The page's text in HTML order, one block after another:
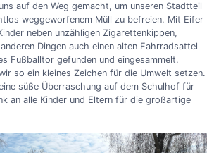
auf den Weg gemacht, um unseren Stadtteil
weggeworfenem Müll zu befreien. Mit Eifer
neben unzähligen Zigarettenkippen,
Dingen auch einen alten Fahrradsattel
Fußballtor gefunden und eingesammelt.
so ein kleines Zeichen für die Umwelt setzen.
süße Überraschung auf dem Schulhof für
an alle Kinder und Eltern für die großartige